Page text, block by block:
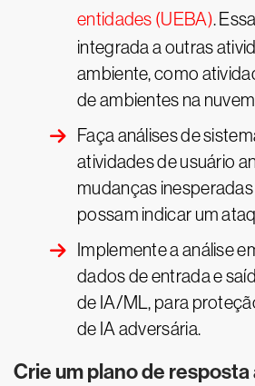
entidades (UEBA).
integrada a outras
ambiente, como
de ambientes na
Faça análises de
atividades de usuário
mudanças
possam indicar um
Implemente a análise
dados de entrada e
de IA/ML, para
de IA adversária.
Crie um plano de